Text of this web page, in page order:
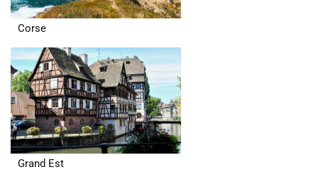
Corse
Grand Est